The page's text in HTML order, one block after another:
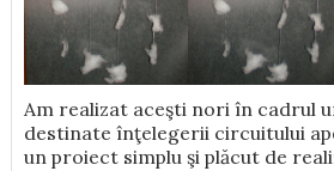
Am realizat aceşti nori în cadrul
destinate înţelegerii circuitului
un proiect simplu şi plăcut de